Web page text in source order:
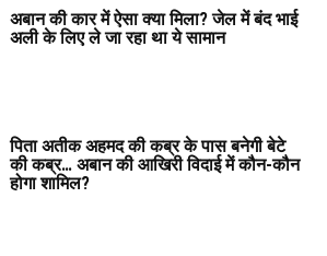
अबान की कार में ऐसा क्या मिला? जेल में बंद भाई
अली के लिए ले जा रहा था ये सामान
पिता अतीक अहमद की कब्र के पास बनेगी बेटे
की कब्र… अबान की आखिरी विदाई में कौन-कौन
होगा शामिल?